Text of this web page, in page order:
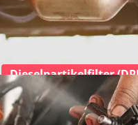
Dieselpartikelfilter